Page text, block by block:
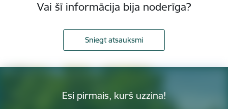
Vai šī informācija bija noderīga?
Sniegt atsauksmi
Esi pirmais, kurš uzzina!